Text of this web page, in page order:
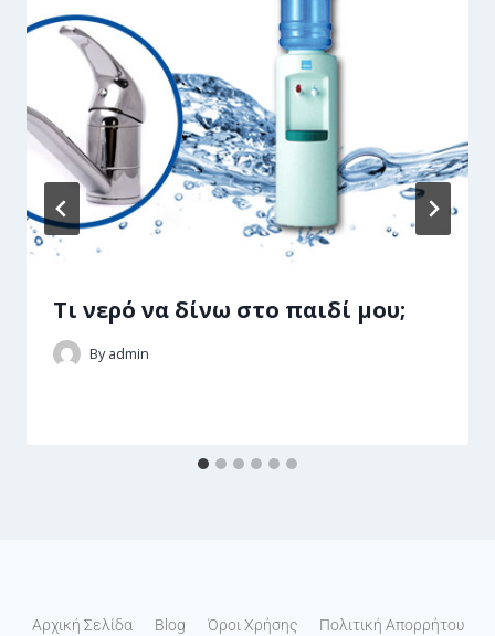
Τι νερό να δίνω στο παιδί μου;
By admin
Αρχική Σελίδα Blog Όροι Χρήσης Πολιτική Απορρήτου